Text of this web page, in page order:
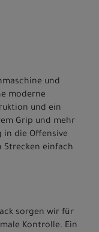
und
moderne
und ein
Grip und mehr
in die Offensive
Strecken einfach
sorgen wir für
Kontrolle. Ein